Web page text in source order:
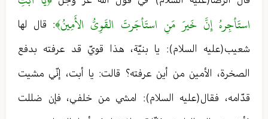
استَأجِرهُ إِنَّ خَيرَ مَنِ استَأجَرتَ القَوِيُّ الأَمِينُ﴾: قال لها
شعيب(عليه السلام): يا بنيّة، هذا قويّ قد عرفته بدفع
الصخرة، الأمين‏ من أين عرفته؟ قالت: يا أبت، إنّي مشيت
قدّامه، فقال(عليه السلام): امشي من خلفي، فإن ضللت